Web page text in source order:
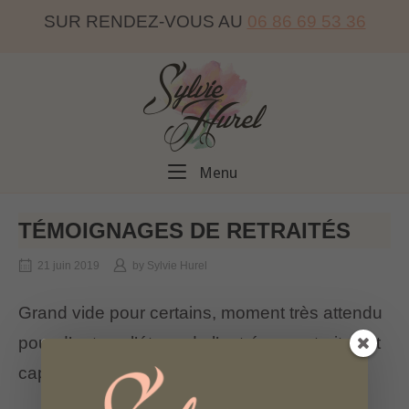
SUR RENDEZ-VOUS AU 06 86 69 53 36
Home
Menu
TÉMOIGNAGES DE RETRAITÉS
21 juin 2019 by Sylvie Hurel
Grand vide pour certains, moment très attendu
pour d’autres, l’étape de l’entrée en retraite est
capitale pour chacun.